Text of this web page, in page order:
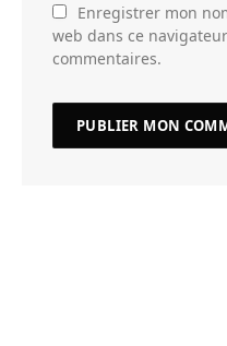
Enregistrer mon
web dans ce
commentaires.